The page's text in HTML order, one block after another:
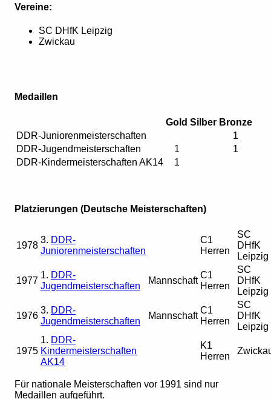
Vereine:
SC DHfK Leipzig
Zwickau
Medaillen
Gold Silber Bronze
DDR-Juniorenmeisterschaften
1
DDR-Jugendmeisterschaften
1
1
DDR-Kindermeisterschaften AK14
1
Platzierungen (Deutsche Meisterschaften)
1978
3. DDR-
Juniorenmeisterschaften
C1
Herren
SC
DHfK
Leipzig
1977
1. DDR-
Jugendmeisterschaften
Mannschaft
C1
Herren
SC
DHfK
Leipzig
1976
3. DDR-
Jugendmeisterschaften
Mannschaft
C1
Herren
SC
DHfK
Leipzig
1975
1. DDR-
Kindermeisterschaften
AK14
K1
Herren
Für nationale Meisterschaften vor 1991 sind nur
Medaillen aufgeführt.